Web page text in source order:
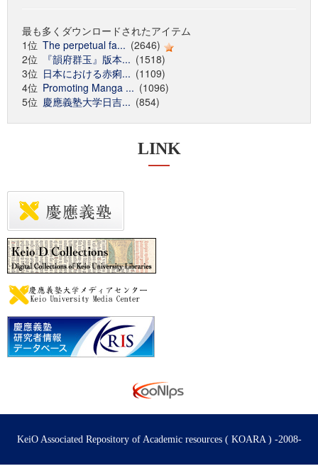
最も多くダウンロードされたアイテム
1位 The perpetual fa... (2646)
2位
『韻府群玉』版本... (1518)
3位 日本における赤痢... (1109)
4位 Promoting Manga ... (1096)
5位 慶應義塾大学日吉... (854)
LINK
KeiO Associated Repository of Academic resources ( KOARA ) -2008-